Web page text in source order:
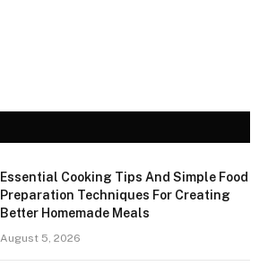
Essential Cooking Tips And Simple Food
Preparation Techniques For Creating
Better Homemade Meals
August 5, 2026